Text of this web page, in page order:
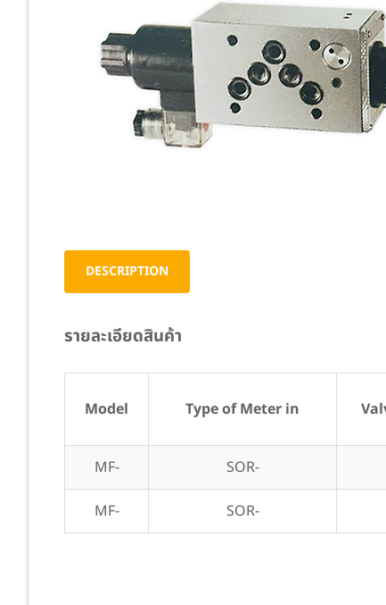
DESCRIPTION
รายละเอียดสินค้า
Model Type of Meter in
MF- SOR-
MF- SOR-